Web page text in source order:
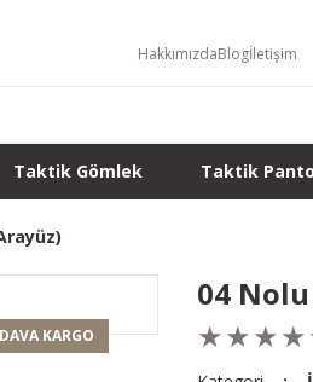
HakkımızdaBlogİletişim
Taktik Gömlek Taktik
KARGO
04